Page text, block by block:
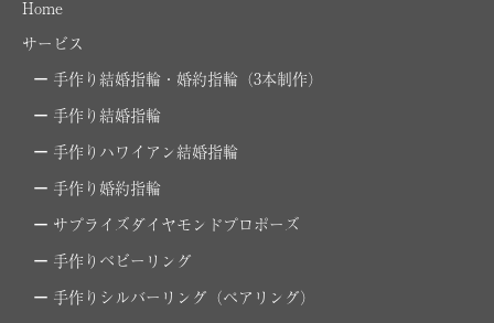
Home
サービス
手作り結婚指輪・婚約指輪（3本制作）
手作り結婚指輪
手作りハワイアン結婚指輪
手作り婚約指輪
サプライズダイヤモンドプロポーズ
手作りベビーリング
手作りシルバーリング（ペアリング）